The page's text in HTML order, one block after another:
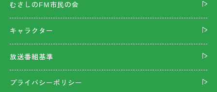
むさしのFM市民の会
キャラクター
放送番組基準
プライバシーポリシー